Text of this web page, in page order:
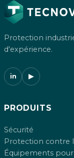
Protection
d'expérience.
in ▶
PRODUITS
Sécurité
Protection contre
Équipements